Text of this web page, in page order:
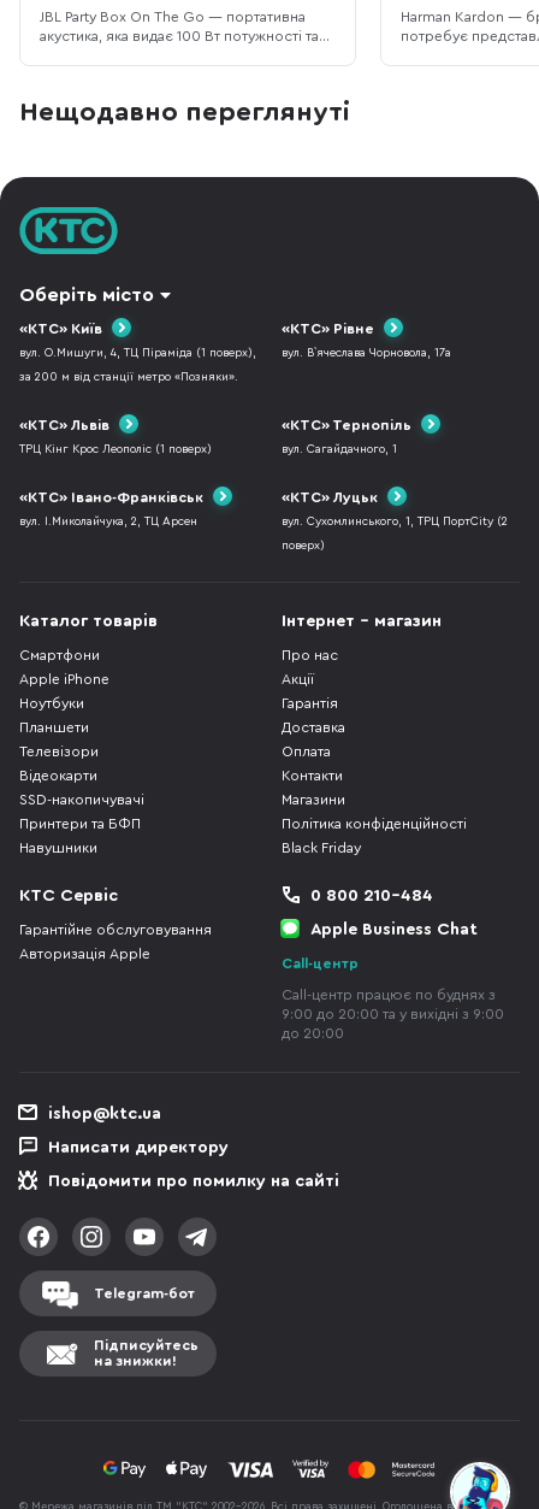
підключення мікрофона та гітари
JBL Party Box On The Go — портативна
акустика, яка видає 100 Вт потужності та
можете підключити до колонки
Harman Kardon —
потребує
Нещодавно переглянуті
Оберіть місто
«КТС» Київ
вул. О.Мишуги, 4, ТЦ Піраміда (1 поверх),
за 200 м від станції метро «Позняки».
«КТС» Рівне
вул. В`ячеслава Чорновола, 17а
«КТС» Львів
ТРЦ Кінг Крос Леополіс (1 поверх)
«КТС» Тернопіль
вул. Сагайдачного, 1
«КТС» Івано-Франківськ
вул. І.Миколайчука, 2, ТЦ Арсен
«КТС» Луцьк
вул. Сухомлинського, 1, ТРЦ ПортCity (2
поверх)
Каталог товарів
Смартфони
Apple iPhone
Ноутбуки
Планшети
Телевізори
Відеокарти
SSD-накопичувачі
Принтери та БФП
Навушники
Інтернет - магазин
Про нас
Акції
Гарантія
Доставка
Оплата
Контакти
Магазини
Політика конфіденційності
Black Friday
КТС Сервіс
Гарантійне обслуговування
Авторизація Apple
0 800 210-484
Apple Business Chat
Call-центр
Call-центр працює по буднях з
9:00 до 20:00 та у вихідні з 9:00
до 20:00
ishop@ktc.ua
Написати директору
Повідомити про помилку на сайті
Telegram-бот
Підписуйтесь
на знижки!